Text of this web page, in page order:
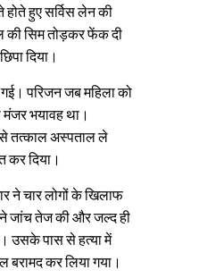
हुए सर्विस लेन की
की सिम तोड़कर फेंक दी
दिया।
परिजन जब महिला को
भयावह था।
तत्काल अस्पताल ले
कर दिया।
ने चार लोगों के खिलाफ
ने जांच तेज की और जल्द ही
उसके पास से हत्या में
बरामद कर लिया गया।